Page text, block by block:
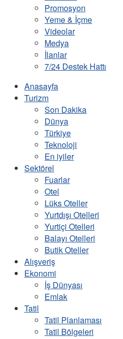
Promosyon
Yeme & İçme
Videolar
Medya
İlanlar
7/24 Destek Hattı
Anasayfa
Turizm
Son Dakika
Dünya
Türkiye
Teknoloji
En iyiler
Sektörel
Fuarlar
Otel
Lüks Oteller
Yurtdışı Otelleri
Yurtiçi Otelleri
Balayı Otelleri
Butik Oteller
Alışveriş
Ekonomi
İş Dünyası
Emlak
Tatil
Tatil Planlaması
Tatil Bölgeleri